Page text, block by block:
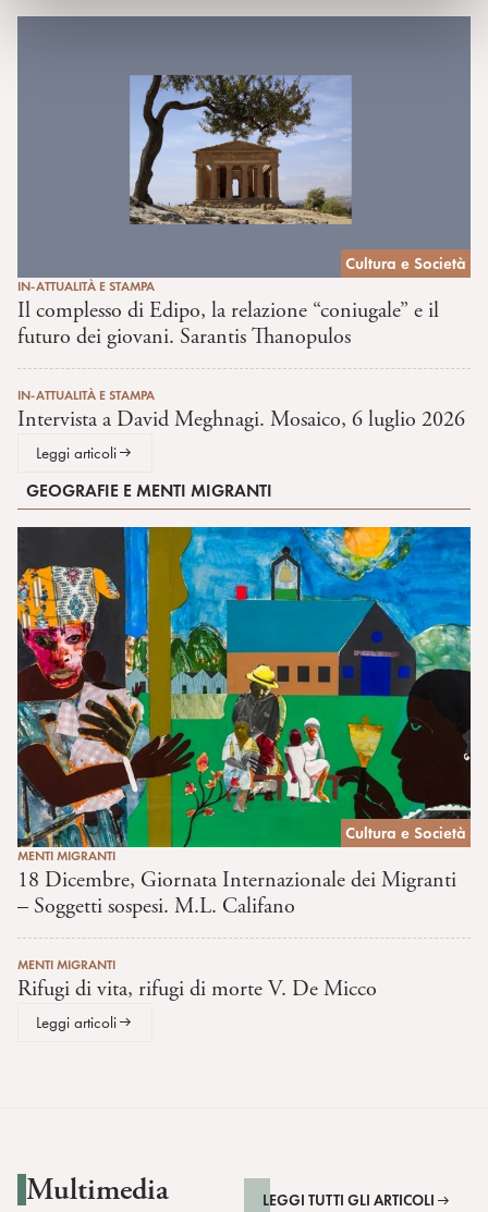
Cultura e Società
IN-ATTUALITÀ E STAMPA
Il complesso di Edipo, la relazione “coniugale” e il
futuro dei giovani. Sarantis Thanopulos
IN-ATTUALITÀ E STAMPA
Intervista a David Meghnagi. Mosaico, 6 luglio 2026
Leggi articoli
GEOGRAFIE E MENTI MIGRANTI
Cultura e Società
MENTI MIGRANTI
18 Dicembre, Giornata Internazionale dei Migranti
– Soggetti sospesi. M.L. Califano
MENTI MIGRANTI
Rifugi di vita, rifugi di morte V. De Micco
Leggi articoli
Multimedia LEGGI TUTTI GLI ARTICOLI